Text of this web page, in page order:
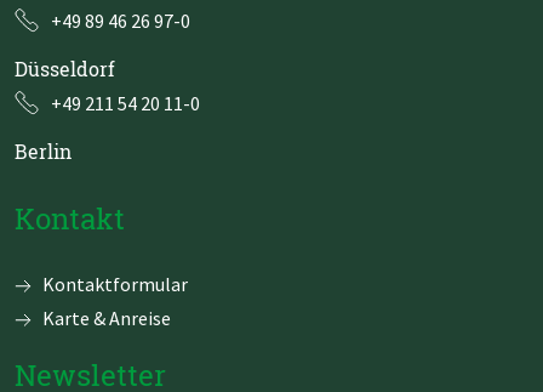
+49 89 46 26 97-0
Düsseldorf
+49 211 54 20 11-0
Berlin
Kontakt
Navigation
Kontaktformular
Karte & Anreise
Newsletter